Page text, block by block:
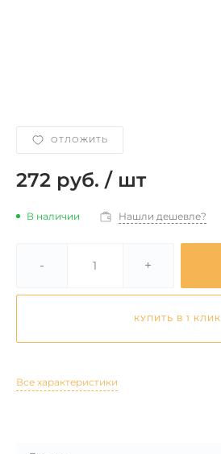
ОТЛОЖИТЬ
272 руб. / шт
В наличии Нашли дешевле?
- +
КУПИТЬ В 1 КЛИК
Все характеристики